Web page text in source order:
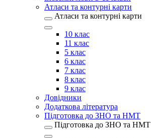
Атласи та контурні карти
Атласи та контурні карти
10 клас
11 клас
5 клас
6 клас
7 клас
8 клас
9 клас
Довідники
Додаткова література
Підготовка до ЗНО та НМТ
Підготовка до ЗНО та НМТ